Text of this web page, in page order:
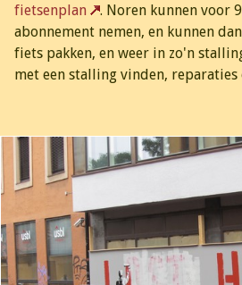
fietsenplan
. Noren kunnen voor
abonnement nemen, en kunnen
fiets pakken, en weer in zo'n
met een stalling vinden, reparaties